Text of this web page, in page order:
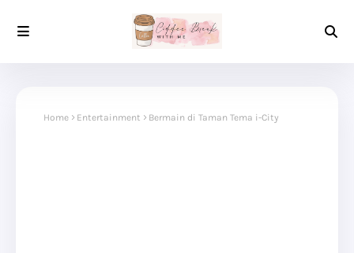
Home Entertainment Bermain di Taman Tema i-City